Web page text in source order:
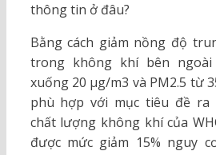
thông tin ở đâu?
Bằng cách giảm nồng độ
trong không khí bên
xuống 20 µg/m3 và PM2.5 từ
phù hợp với mục tiêu đề ra
chất lượng không khí của
được mức giảm 15% nguy